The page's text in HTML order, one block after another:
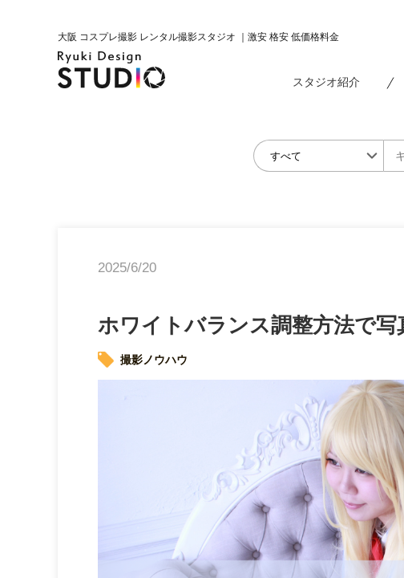
大阪 コスプレ撮影 レンタル撮影スタジオ ｜激安 格安 低価格料金
スタジオ紹介
2025/6/20
ホワイトバランス調整方法で写
撮影ノウハウ